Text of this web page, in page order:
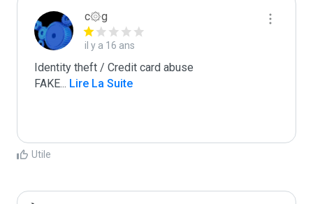
c۞g
il y a 16 ans
Identity theft / Credit card abuse
FAKE... Lire La Suite
Utile